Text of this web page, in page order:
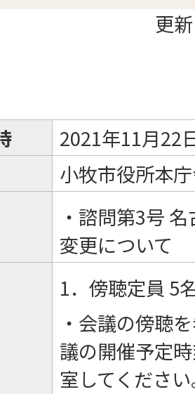
更
2021年11月22
小牧市役所本
・諮問第3号
変更について
1．傍聴定員 5
・会議の傍聴
議の開催予定
室してくださ